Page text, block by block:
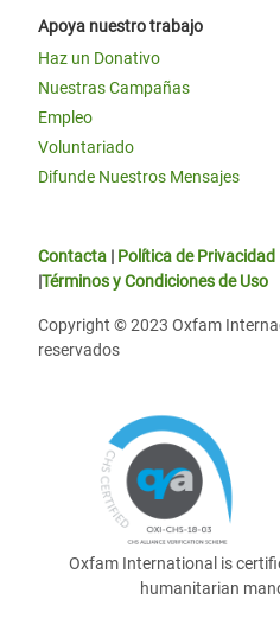
Apoya nuestro trabajo
Haz un Donativo
Nuestras Campañas
Empleo
Voluntariado
Difunde Nuestros Mensajes
Contacta | Política de Privacidad
|Términos y Condiciones de Uso
Copyright © 2023 Oxfam
reservados
Oxfam International is
humanitarian